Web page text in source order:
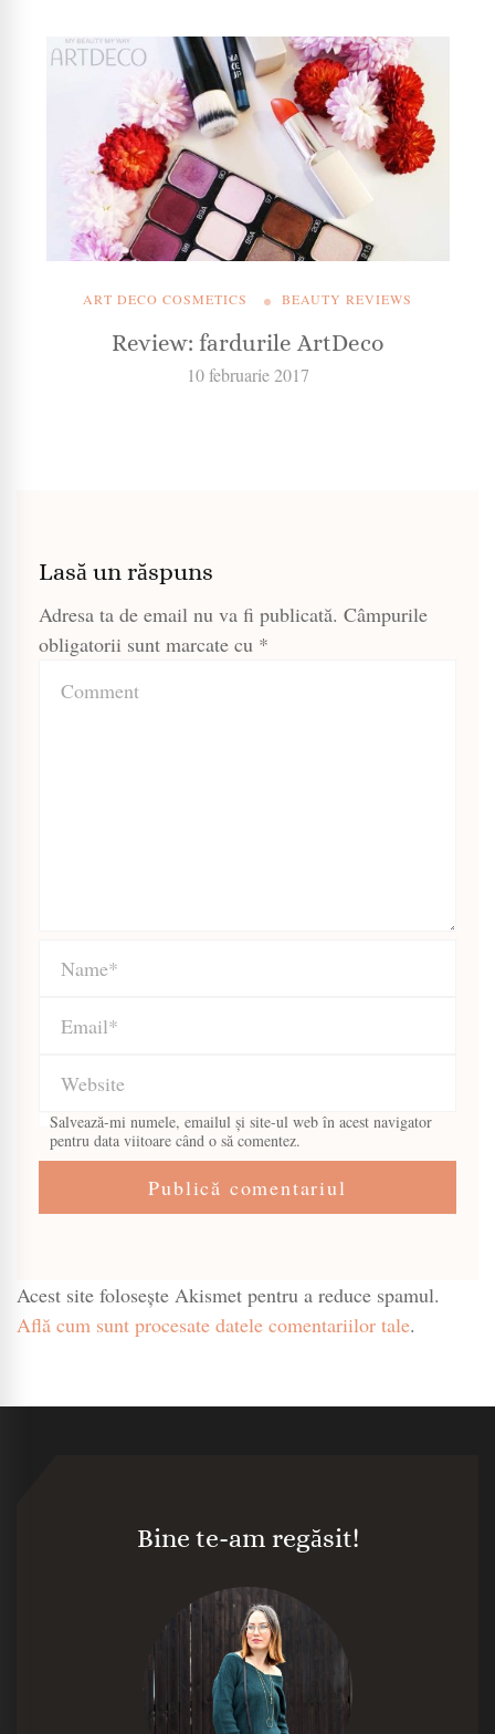
ART DECO COSMETICS BEAUTY REVIEWS
Review: fardurile ArtDeco
10 februarie 2017
Lasă un răspuns
Adresa ta de email nu va fi publicată. Câmpurile
obligatorii sunt marcate cu *
Salvează-mi numele, emailul și site-ul web în acest navigator
pentru data viitoare când o să comentez.
Acest site folosește Akismet pentru a reduce spamul.
Află cum sunt procesate datele comentariilor tale.
Bine te-am regăsit!